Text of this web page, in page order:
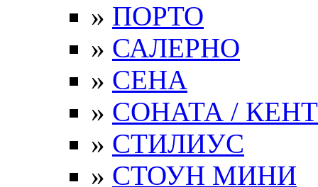
» ПОРТО
» САЛЕРНО
» СЕНА
» СОНАТА / КЕНТ
» СТИЛИУС
» СТОУН МИНИ